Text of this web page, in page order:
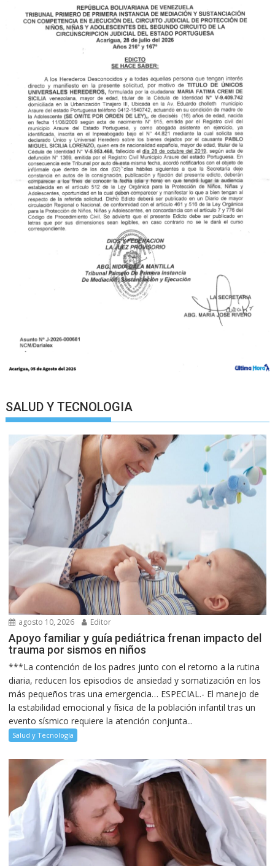
SALUD Y TECNOLOGIA
agosto 10, 2026 Editor
Apoyo familiar y guía pediátrica frenan impacto del
trauma por sismos en niños
***La contención de los padres junto con el retorno a la rutina
diaria, reducen los episodios de ansiedad y somatización en los
más pequeños tras una emergencia… ESPECIAL.- El manejo de
la estabilidad emocional y física de la población infantil tras un
evento sísmico requiere la atención conjunta...
Salud y Tecnología